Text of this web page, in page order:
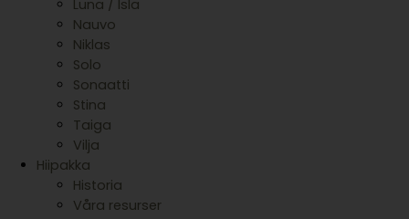
Luna / Isla
Nauvo
Niklas
Solo
Sonaatti
Stina
Taiga
Vilja
Hiipakka
Historia
Våra resurser